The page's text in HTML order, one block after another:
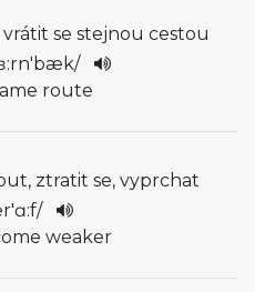
se stejnou cestou
/
route
ztratit se, vyprchat
/
weaker